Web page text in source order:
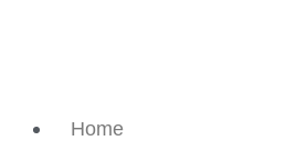
Home